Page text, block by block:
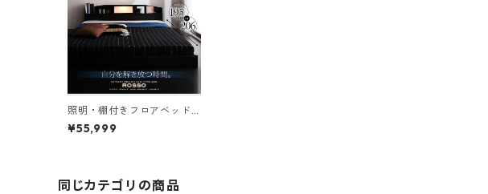
照明・棚付きフロアベッド
ROSSO ロッソ ベッドフレ
ームのみ ダブル レギュラー
¥55,999
同じカテゴリの商品